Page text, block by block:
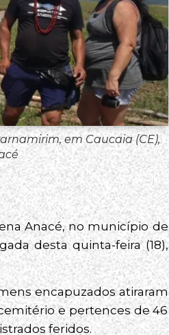
em Caucaia (CE),
Anacé, no município de
desta quinta-feira (18),
encapuzados atiraram
e pertences de 46
feridos.